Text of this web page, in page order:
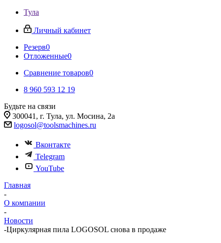
Тула
Личный кабинет
Резерв0
Отложенные0
Сравнение товаров0
8 960 593 12 19
Будьте на связи
300041, г. Тула, ул. Мосина, 2а
logosol@toolsmachines.ru
Вконтакте
Telegram
YouTube
Главная
-
О компании
-
Новости
-Циркулярная пила LOGOSOL снова в продаже